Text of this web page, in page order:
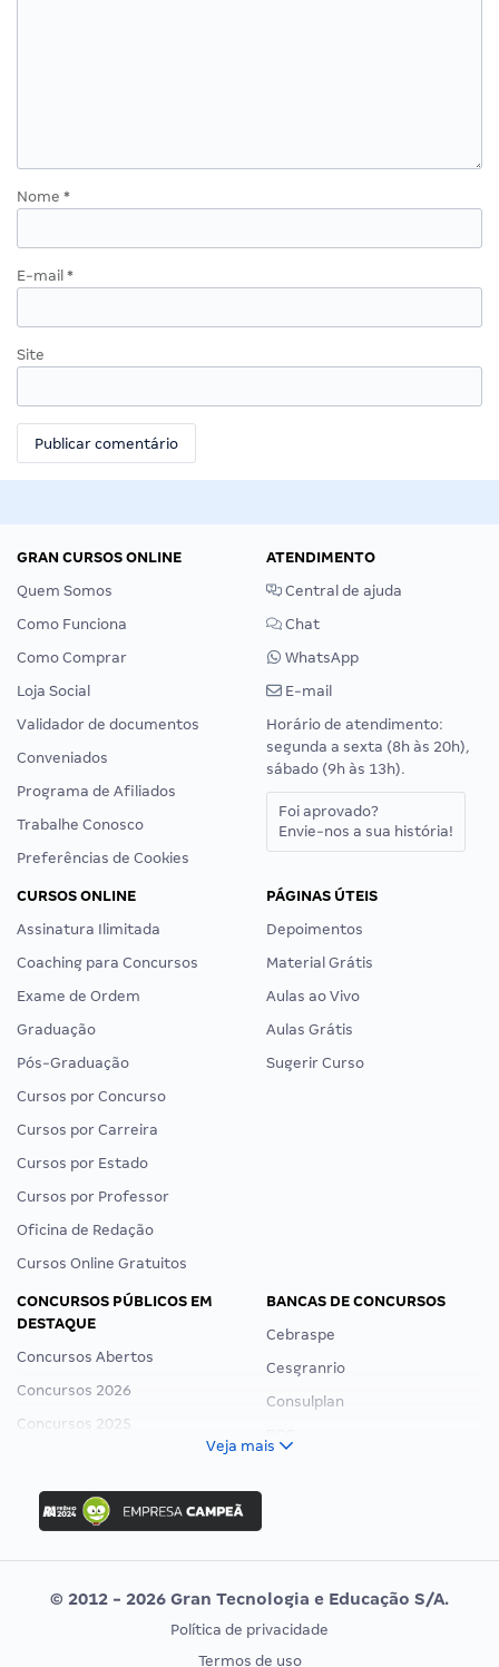
Nome *
E-mail *
Site
GRAN CURSOS ONLINE
Quem Somos
Como Funciona
Como Comprar
Loja Social
Validador de documentos
Conveniados
Programa de Afiliados
Trabalhe Conosco
Preferências de Cookies
ATENDIMENTO
Central de ajuda
Chat
WhatsApp
E-mail
Horário de atendimento:
segunda a sexta (8h às 20h),
sábado (9h às 13h).
Foi aprovado?
Envie-nos a sua história!
CURSOS ONLINE
Assinatura Ilimitada
Coaching para Concursos
Exame de Ordem
Graduação
Pós-Graduação
Cursos por Concurso
Cursos por Carreira
Cursos por Estado
Cursos por Professor
Oficina de Redação
Cursos Online Gratuitos
PÁGINAS ÚTEIS
Depoimentos
Material Grátis
Aulas ao Vivo
Aulas Grátis
Sugerir Curso
CONCURSOS PÚBLICOS EM
DESTAQUE
Concursos Abertos
Concursos 2026
Concursos 2025
Concurso Ibama
Concurso MPU
Editais publicados
BANCAS DE CONCURSOS
Cebraspe
Cesgranrio
Consulplan
Vunesp
CONCURSOS POR PROFISSÃO
EXAME DE ORDEM
Veja mais
© 2012 - 2026 Gran Tecnologia e Educação S/A.
Política de privacidade
Termos de uso